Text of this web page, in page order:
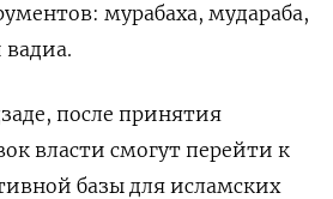
мурабаха, мудараба,
​после принятия
власти смогут перейти к
базы ‌для исламских